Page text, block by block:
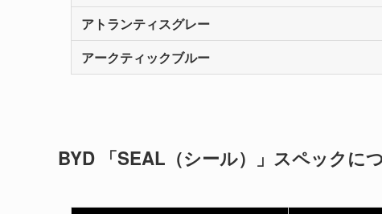
アトランティスグレー
アークティックブルー
BYD 「SEAL（シール）」スペックに